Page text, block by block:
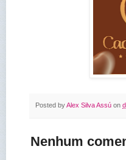
Posted byAlex Silva Assú on
Nenhum